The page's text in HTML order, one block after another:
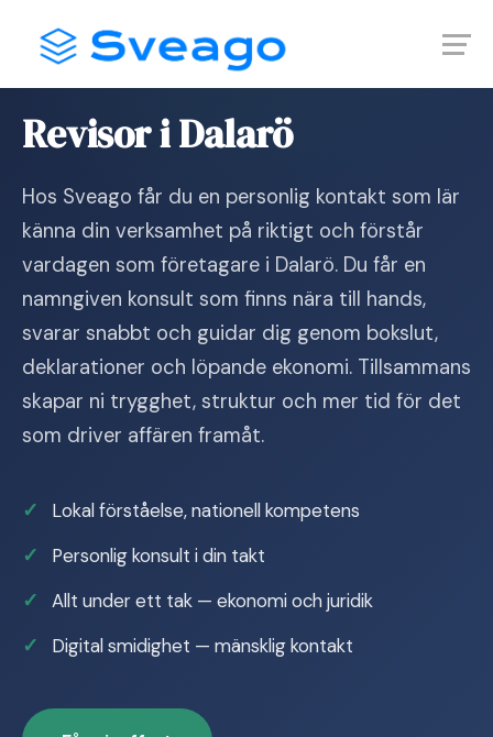
content
Revisor i Dalarö
Hos Sveago får du en personlig kontakt som lär
känna din verksamhet på riktigt och förstår
vardagen som företagare i Dalarö. Du får en
namngiven konsult som finns nära till hands,
svarar snabbt och guidar dig genom bokslut,
deklarationer och löpande ekonomi. Tillsammans
skapar ni trygghet, struktur och mer tid för det
som driver affären framåt.
Lokal förståelse, nationell kompetens
Personlig konsult i din takt
Allt under ett tak — ekonomi och juridik
Digital smidighet — mänsklig kontakt